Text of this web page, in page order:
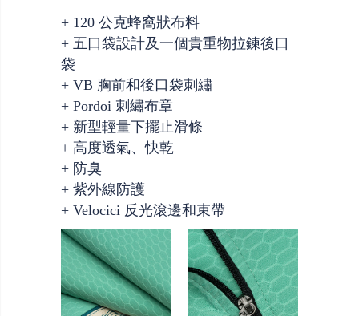
+ 120 公克蜂窩狀布料
+ 五口袋設計及一個貴重物拉鍊後口
袋
+ VB 胸前和後口袋刺繡
+ Pordoi 刺繡布章
+ 新型輕量下擺止滑條
+ 高度透氣、快乾
+ 防臭
+ 紫外線防護
+ Velocici 反光滾邊和束帶